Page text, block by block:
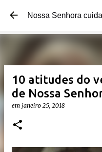
Pular para o
Nossa Senhora
10 atitudes do
de Nossa
em janeiro 25, 2018